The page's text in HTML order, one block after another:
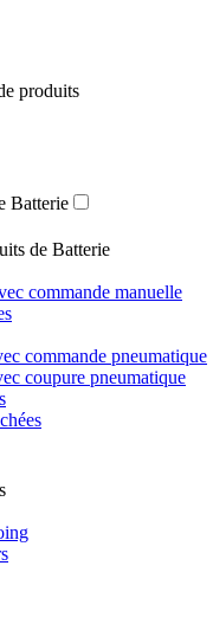
produits
Batterie
de Batterie
commande manuelle
commande pneumatique
coupure pneumatique